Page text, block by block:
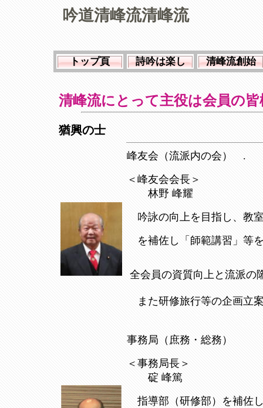
吟道清峰流清峰流
トップ頁 詩吟は楽し 清峰流創始
清峰流にとって主役は会員の
猶興の士
峰友会（流派内の会） .
＜峰友会会長＞
林野 峰耀
吟詠の向上を目指し、教
を補佐し「師範講習」等
全会員の資質向上と流派の
また研修旅行等の企画立
事務局（庶務・総務）
＜事務局長＞
碇 峰篤
指導部（研修部）を補佐